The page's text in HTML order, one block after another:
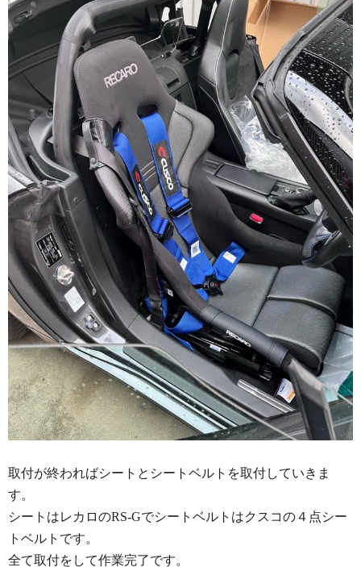
取付が終わればシートとシートベルトを取付していきま
す。
シートはレカロのRS-Gでシートベルトはクスコの４点シー
トベルトです。
全て取付をして作業完了です。